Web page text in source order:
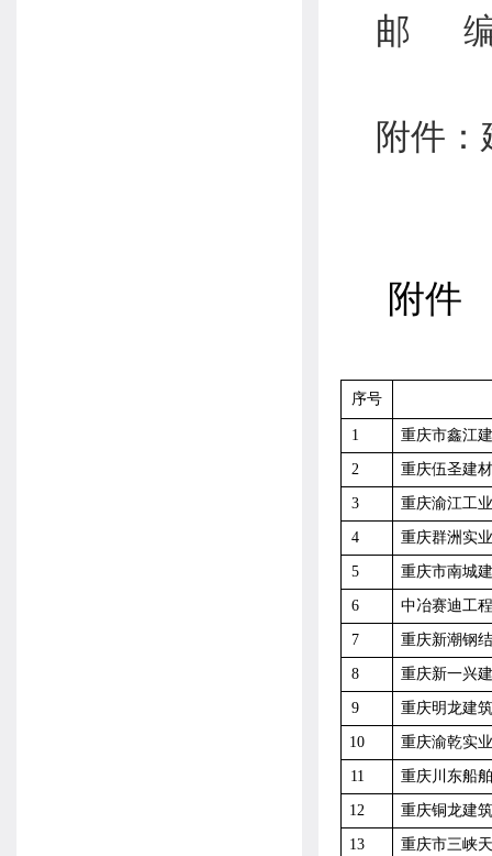
邮
附件
附件
序号
1 重庆市鑫江
2 重庆伍圣建
3 重庆渝江工
4 重庆群洲实
5 重庆市南城
6 中冶赛迪工
7 重庆新潮钢
8 重庆新一兴
9 重庆明龙建
10 重庆渝乾实
11 重庆川东船
12 重庆铜龙建
13 重庆市三峡